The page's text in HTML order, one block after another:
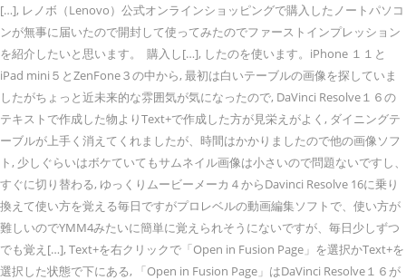
[…], レノボ（Lenovo）公式オンラインショッピングで購入したノートパソコ
ンが無事に届いたので開封して使ってみたのでファーストインプレッション
を紹介したいと思います。 購入し[…], したのを使います。iPhone １１と
iPad mini５とZenFone３の中から, 最初は白いテーブルの画像を探していま
したがちょっと近未来的な雰囲気が気になったので, DaVinci Resolve１６の
テキストで作成した物よりText+で作成した方が見栄えがよく, ダイニングテ
ーブルが上手く消えてくれましたが、時間はかかりましたので他の画像ソフ
ト, 少しぐらいはボケていてもサムネイル画像は小さいので問題ないですし、
すぐに切り替わる, ゆっくりムービーメーカ４からDavinci Resolve 16に乗り
換えて使い方を覚える毎日ですがプロレベルの動画編集ソフトで、使い方が
難しいのでYMM4みたいに簡単に覚えられそうにないですが、毎日少しずつ
でも覚え[…], Text+を右クリックで「Open in Fusion Page」を選択かText+を
選択した状態で下にある, 「Open in Fusion Page」はDaVinci Resolve１６が